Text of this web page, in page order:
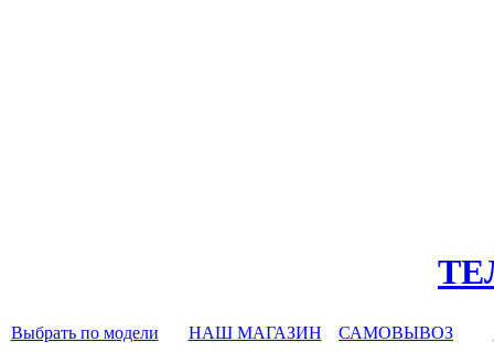
Выбрать по модели НАШ МАГАЗИН САМОВЫВОЗ